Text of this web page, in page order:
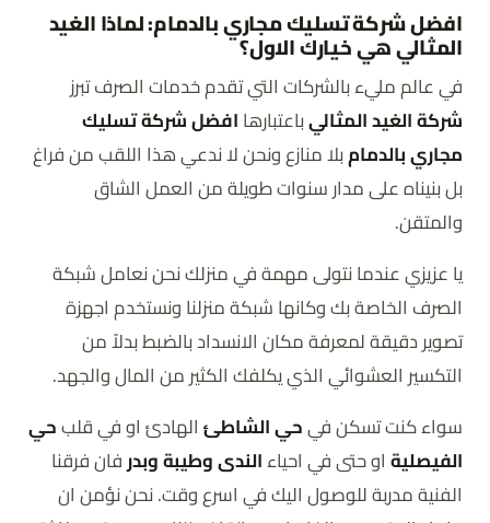
م
ق
د
م
ة
رق
ا
لا
ت
ص
ا
ل
0503298969
م
افضل شركة تسليك مجاري بالدمام: لماذا الغيد
المثالي هي خيارك الاول؟
في عالم مليء بالشركات التي تقدم خدمات الصرف تبرز
شركة الغيد المثاليباعتبارهاافضل شركة تسليك
مجاري بالدمامبلا منازع ونحن لا ندعي هذا اللقب من فراغ
بل بنيناه على مدار سنوات طويلة من العمل الشاق
والمتقن.
يا عزيزي عندما نتولى مهمة في منزلك نحن نعامل شبكة
الصرف الخاصة بك وكانها شبكة منزلنا ونستخدم اجهزة
تصوير دقيقة لمعرفة مكان الانسداد بالضبط بدلاً من
التكسير العشوائي الذي يكلفك الكثير من المال والجهد.
سواء كنت تسكن فيحي الشاطئالهادئ او في قلبحي
الفيصليةاو حتى في احياءالندى وطيبة وبدرفان فرقنا
الفنية مدربة للوصول اليك في اسرع وقت. نحن نؤمن ان